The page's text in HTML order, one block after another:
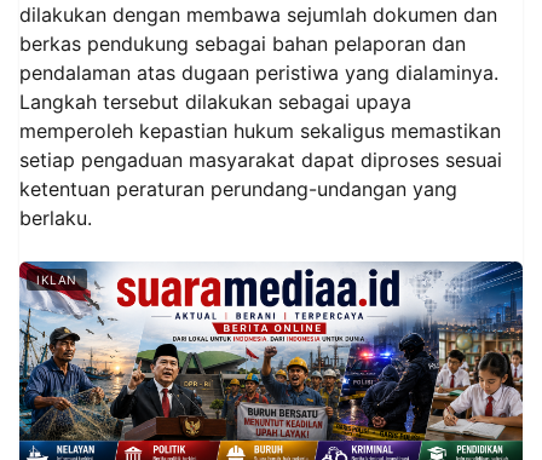
dilakukan dengan membawa sejumlah dokumen dan
berkas pendukung sebagai bahan pelaporan dan
pendalaman atas dugaan peristiwa yang dialaminya.
Langkah tersebut dilakukan sebagai upaya
memperoleh kepastian hukum sekaligus memastikan
setiap pengaduan masyarakat dapat diproses sesuai
ketentuan peraturan perundang-undangan yang
berlaku.
IKLAN